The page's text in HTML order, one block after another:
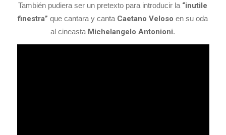
También pudiera ser un pretexto para introducir la “inutile
finestra” que cantara y canta Caetano Veloso en su oda
al cineastaMichelangelo Antonioni.